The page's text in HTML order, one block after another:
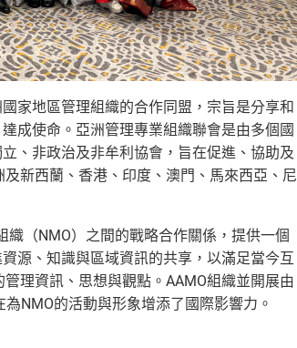
家地區管理組織的合作同盟，宗旨是分享和
成使命。亞洲管理專業組織聯會是由多個國
、非政治及非牟利協會，旨在促進、協助及
新西蘭、香港、印度、澳門、馬來西亞、尼
（NMO）之間的戰略合作關係，提供一個
源、知識與區域資訊的共享，以滿足當今互
理資訊、思想與觀點。AAMO組織並開展由
NMO的活動與形象增添了國際影響力。